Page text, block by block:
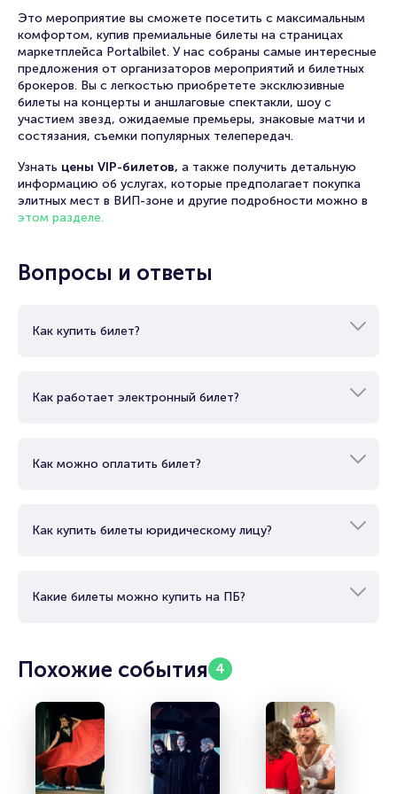
Это мероприятие вы сможете посетить с максимальным
комфортом, купив премиальные билеты на страницах
маркетплейса Portalbilet. У нас собраны самые интересные
предложения от организаторов мероприятий и билетных
брокеров. Вы с легкостью приобретете эксклюзивные
билеты на концерты и аншлаговые спектакли, шоу с
участием звезд, ожидаемые премьеры, знаковые матчи и
состязания, съемки популярных телепередач.
Узнать цены VIP-билетов, а также получить детальную
информацию об услугах, которые предполагает покупка
элитных мест в ВИП-зоне и другие подробности можно в
этом разделе.
Вопросы и ответы
Как купить билет?
Как работает электронный билет?
Как можно оплатить билет?
Как купить билеты юридическому лицу?
Какие билеты можно купить на ПБ?
Похожие события 4